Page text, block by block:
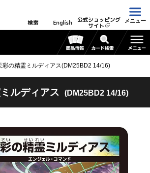
検索 English 公式ショッピング
サイト
メニュー
彩の精霊ミルディアス(DM25BD2 14/16)
ルディアス (DM25BD2 14/16)